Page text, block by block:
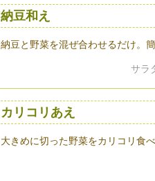
納豆和え
納豆と野菜を混ぜ合わせるだけ
サラ
カリコリあえ
大きめに切った野菜をカリコリ食べ